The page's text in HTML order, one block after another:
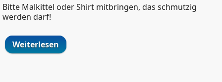
Bitte Malkittel oder Shirt mitbringen, das schmutzig
werden darf!
Weiterlesen über Kunstkurs für Kinder im
KUNSTMUSEUM 2026, Mittwoch IV 16:30